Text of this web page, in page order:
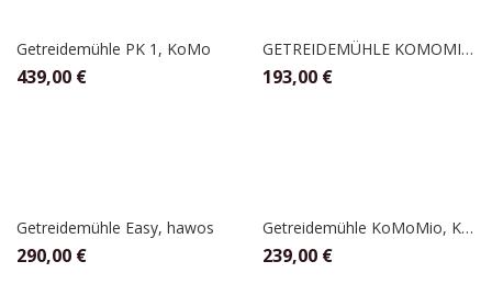
Getreidemühle PK 1, KoMo
439,00 €
GETREIDEMÜHLE KOMOMIO ECO, Komo
193,00 €
Getreidemühle Easy, hawos
290,00 €
Getreidemühle KoMoMio, Komo
239,00 €